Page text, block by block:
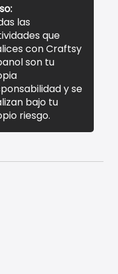
las
que
con Craftsy
son tu
y se
bajo tu
riesgo.